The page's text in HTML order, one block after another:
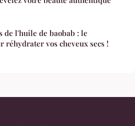
de l'huile de baobab : le
réhydrater vos cheveux secs !